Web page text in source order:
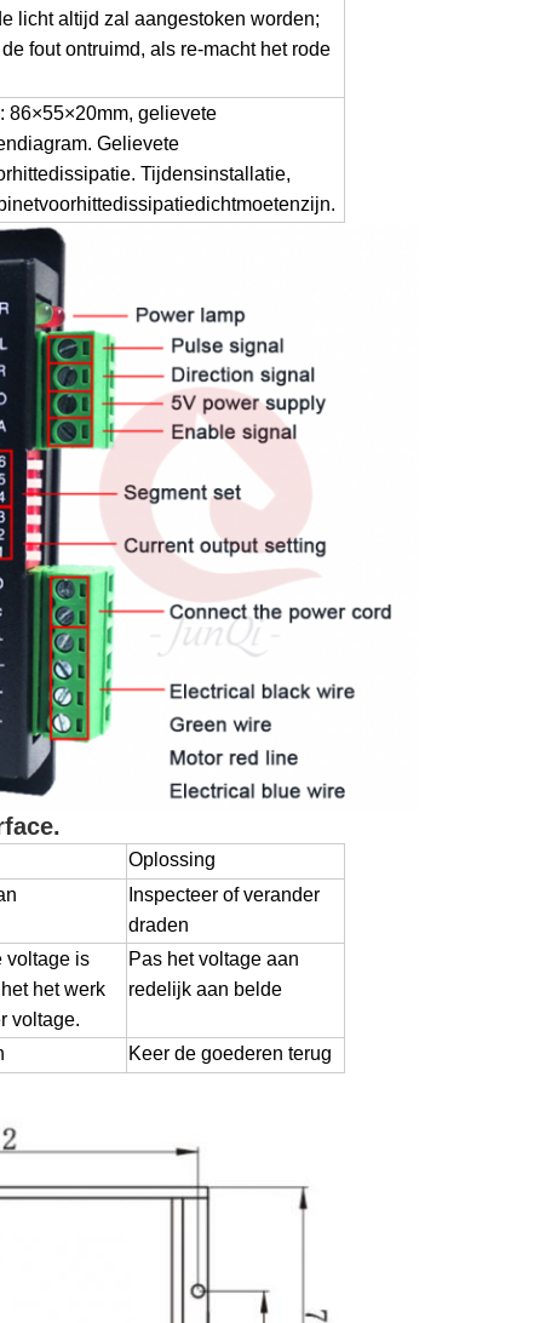
licht altijd zal aangestoken worden;
fout ontruimd, als re-macht het rode
86×55×20mm, gelievete
Gelievete
Tijdensinstallatie,
Oplossing
Inspecteer of verander
draden
voltage is
het werk
voltage.
Pas het voltage aan
redelijk aan belde
Keer de goederen terug